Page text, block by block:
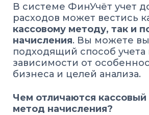
В системе ФинУчёт учет
расходов может вестись
кассовому методу, так и
начисления. Вы можете
подходящий способ учета
зависимости от
бизнеса и целей анализа.
Чем отличаются
метод начисления?